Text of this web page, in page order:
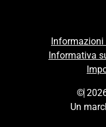
Informazioni
Informativa
©
Un